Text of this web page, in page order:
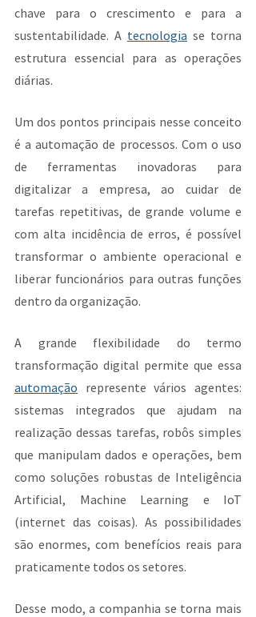
chave para o crescimento e para a
sustentabilidade. A tecnologia se torna
estrutura essencial para as operações
diárias.
Um dos pontos principais nesse conceito
é a automação de processos. Com o uso
de ferramentas inovadoras para
digitalizar a empresa, ao cuidar de
tarefas repetitivas, de grande volume e
com alta incidência de erros, é possível
transformar o ambiente operacional e
liberar funcionários para outras funções
dentro da organização.
A grande flexibilidade do termo
automação represente vários agentes:
sistemas integrados que ajudam na
realização dessas tarefas, robôs simples
que manipulam dados e operações, bem
como soluções robustas de Inteligência
Artificial, Machine Learning e IoT
(internet das coisas). As possibilidades
são enormes, com benefícios reais para
praticamente todos os setores.
Desse modo, a companhia se torna mais